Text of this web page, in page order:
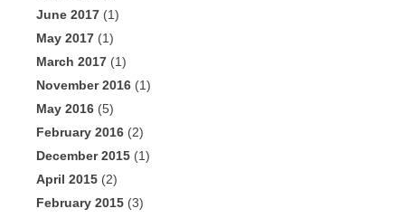
June 2017 (1)
May 2017 (1)
March 2017 (1)
November 2016 (1)
May 2016 (5)
February 2016 (2)
December 2015 (1)
April 2015 (2)
February 2015 (3)